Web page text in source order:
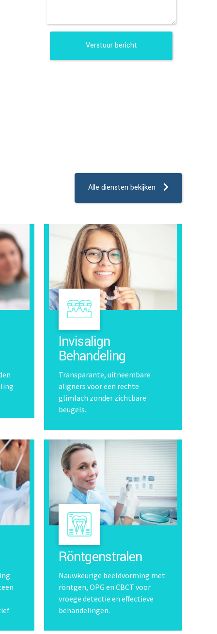
Alle diensten bekijken
Invisalign
Behandeling
Transparante, uitneembare
aligners voor een rechte
glimlach zonder zichtbare
beugels.
Röntgenstralen
Nauwkeurige beeldvorming met
röntgen, OPG en CBCT voor
vroege detectie en effectieve
behandelingen.